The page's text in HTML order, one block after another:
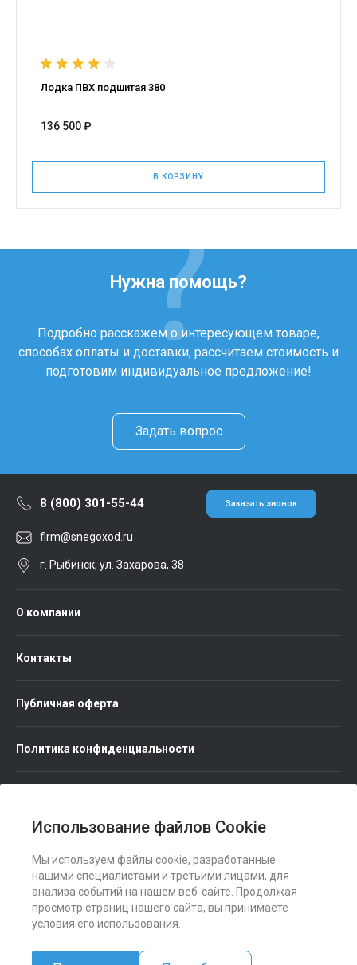
Использование файлов Cookie
Мы используем файлы cookie, разработанные
нашими специалистами и третьими лицами, для
анализа событий на нашем веб-сайте. Продолжая
просмотр страниц нашего сайта, вы принимаете
условия его использования.
Лодка ПВХ подшитая 380
136 500 ₽
В КОРЗИНУ
Нужна помощь?
Подробно расскажем о интересующем товаре,
способах оплаты и доставки, рассчитаем стоимость и
подготовим индивидуальное предложение!
Задать вопрос
8 (800) 301-55-44 Заказать звонок
firm@snegoxod.ru
г. Рыбинск, ул. Захарова, 38
О компании
Контакты
Публичная оферта
Политика конфиденциальности
Мы в соц. сетях